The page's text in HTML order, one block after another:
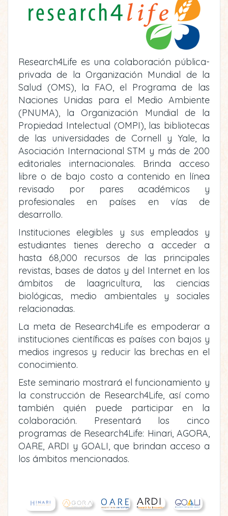
Research4Life es una colaboración pública-
privada de la Organización Mundial de la
Salud (OMS), la FAO, el Programa de las
Naciones Unidas para el Medio Ambiente
(PNUMA), la Organización Mundial de la
Propiedad Intelectual (OMPI), las bibliotecas
de las universidades de Cornell y Yale, la
Asociación Internacional STM y más de 200
editoriales internacionales. Brinda acceso
libre o de bajo costo a contenido en línea
revisado por pares académicos y
profesionales en países en vías de
desarrollo.
Instituciones elegibles y sus empleados y
estudiantes tienes derecho a acceder a
hasta 68,000 recursos de las principales
revistas, bases de datos y del Internet en los
ámbitos de laagricultura, las ciencias
biológicas, medio ambientales y sociales
relacionadas.
La meta de Research4Life es empoderar a
instituciones científicas es países con bajos y
medios ingresos y reducir las brechas en el
conocimiento.
Este seminario mostrará el funcionamiento y
la construcción de Research4Life, así como
también quién puede participar en la
colaboración. Presentará los cinco
programas de Research4Life: Hinari, AGORA,
OARE, ARDI y GOALI, que brindan acceso a
los ámbitos mencionados.